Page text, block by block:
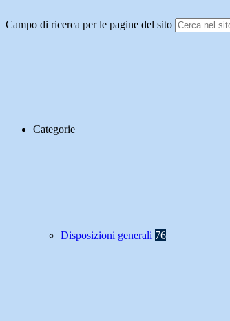
Campo di ricerca per le pagine del sito
Categorie
Disposizioni generali 76